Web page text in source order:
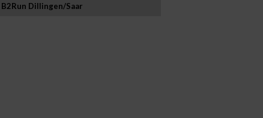
B2Run Dillingen/Saar